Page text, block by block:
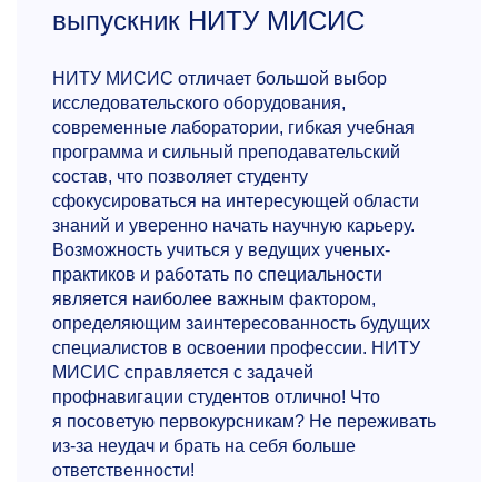
выпускник НИТУ МИСИС
НИТУ МИСИС отличает большой выбор
исследовательского оборудования,
современные лаборатории, гибкая учебная
программа и сильный преподавательский
состав, что позволяет студенту
сфокусироваться на интересующей области
знаний и уверенно начать научную карьеру.
Возможность учиться у ведущих ученых-
практиков и работать по специальности
является наиболее важным фактором,
определяющим заинтересованность будущих
специалистов в освоении профессии. НИТУ
МИСИС справляется с задачей
профнавигации студентов отлично! Что
я посоветую первокурсникам? Не переживать
из-за неудач и брать на себя больше
ответственности!